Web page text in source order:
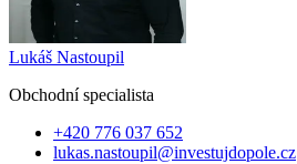
Lukáš Nastoupil
Obchodní specialista
+420 776 037 652
lukas.nastoupil@investujdopole.cz